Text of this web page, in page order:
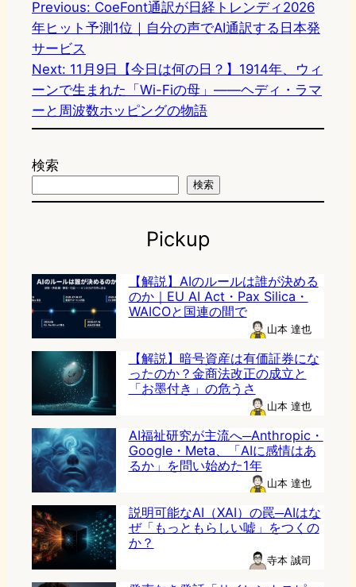
Previous: CoeFont通訳が日経トレンディ2026
年ヒット予測1位｜自分の声でAI通訳する日本発
サービス
Next: 11月9日【今日は何の日？】1914年、ウィ
ーンで生まれた「Wi-Fiの母」——ヘディ・ラマ
ーと周波数ホッピングの物語
検索
検索
Pickup
【解説】AIのルールは誰が決める
のか｜EU AI Act・Pax Silica・
WAICOと国連の間で
山本 達也
【解説】暗号資産は有価証券にな
ったのか？金商法改正の成立と
「お墨付き」の危うさ
山本 達也
AI福祉研究が主流へ─Anthropic・
Google・Meta、「AIに感情はあ
るか」を問い始めた1年
山本 達也
説明可能なAI（XAI）の罠─AIはな
ぜ「もっともらしい嘘」をつくの
か？
寺本 誠司